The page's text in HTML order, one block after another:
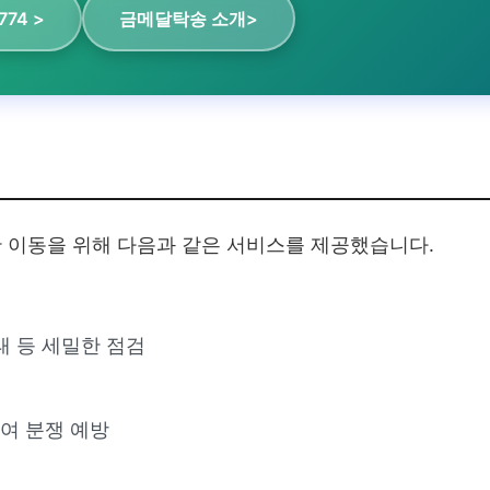
> 금메달탁송 소개>
동을 위해 다음과 같은 서비스를 제공했습니다.
등 세밀한 점검
분쟁 예방